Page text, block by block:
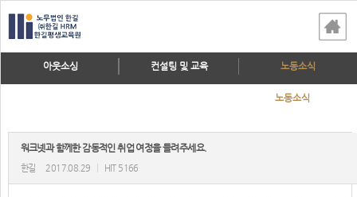
아웃소싱 컨설팅 및 교육 노동소식
노동소식
워크넷과 함께한 감동적인 취업 여정을 들려주세요.
한길 2017.08.29 HIT 5166